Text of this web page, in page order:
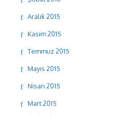
Aralık 2015
Kasım 2015
Temmuz 2015
Mayıs 2015
Nisan 2015
Mart 2015